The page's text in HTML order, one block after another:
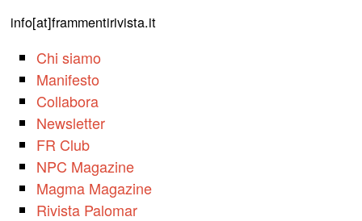
info[at]frammentirivista.it
Chi siamo
Manifesto
Collabora
Newsletter
FR Club
NPC Magazine
Magma Magazine
Rivista Palomar